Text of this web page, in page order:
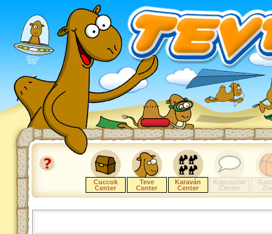
Cuccok
Center
Teve
Center
Karaván
Center
Kapcsolat
Center